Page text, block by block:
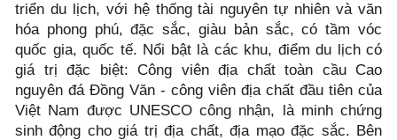
triển du lịch, với hệ thống tài nguyên tự nhiên và văn
hóa phong phú, đặc sắc, giàu bản sắc, có tầm vóc
quốc gia, quốc tế. Nổi bật là các khu, điểm du lịch có
giá trị đặc biệt: Công viên địa chất toàn cầu Cao
nguyên đá Đồng Văn - công viên địa chất đầu tiên của
Việt Nam được UNESCO công nhận, là minh chứng
sinh động cho giá trị địa chất, địa mạo đặc sắc. Bên